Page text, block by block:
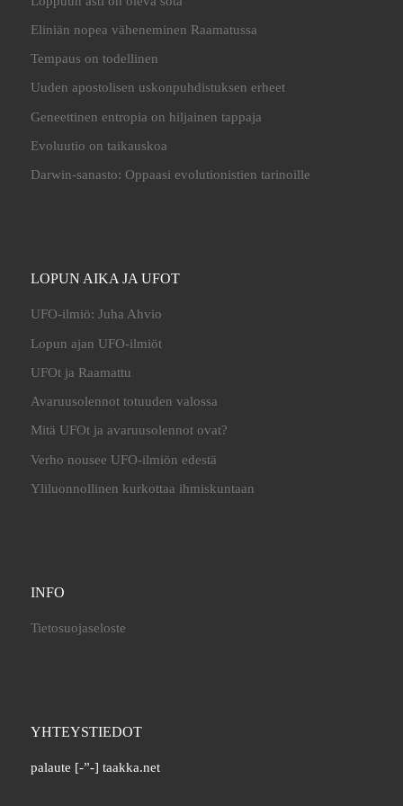
Eliniän nopea väheneminen Raamatussa
Tempaus on todellinen
Uuden apostolisen uskonpuhdistuksen erheet
Geneettinen entropia on hiljainen tappaja
Evoluutio on taikauskoa
Darwin-sanasto: Oppaasi evolutionistien tarinoille
LOPUN AIKA JA UFOT
UFO-ilmiö: Juha Ahvio
Lopun ajan UFO-ilmiöt
UFOt ja Raamattu
Avaruusolennot totuuden valossa
Mitä UFOt ja avaruusolennot ovat?
Verho nousee UFO-ilmiön edestä
Yliluonnollinen kurkottaa ihmiskuntaan
INFO
Tietosuojaseloste
YHTEYSTIEDOT
palaute [-”-] taakka.net